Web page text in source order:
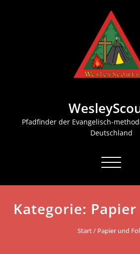
Pfadfinder der Evangelisch-
Deutschland
Schalte
Kategorie:
Start/ Papier und